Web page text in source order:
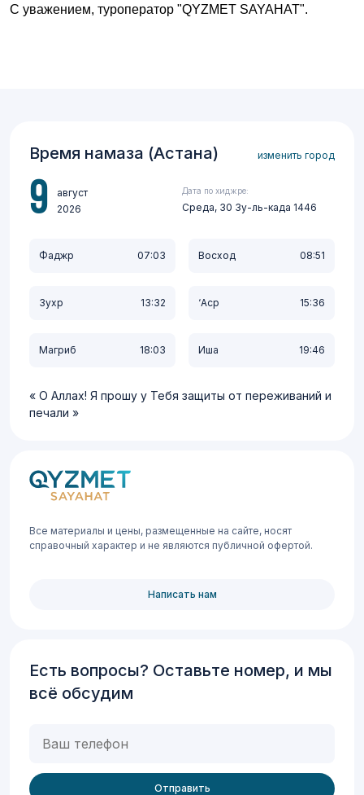
С уважением, туроператор "QYZMET SAYAHAT".
Время намаза (Астана) изменить город
9
август
2026
Дата по хиджре:
Среда, 30 Зу-ль-када 1446
Фаджр 07:03 Восход 08:51
Зухр 13:32 ‘Аср 15:36
Магриб 18:03 Иша 19:46
О Аллах! Я прошу у Тебя защиты от переживаний и
печали
Все материалы и цены, размещенные на сайте, носят
справочный характер и не являются публичной офертой.
Написать нам
Есть вопросы? Оставьте номер, и мы
всё обсудим
телефон